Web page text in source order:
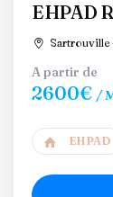
EHPAD
Sartrouville
A partir de
2600€ /
EHPAD